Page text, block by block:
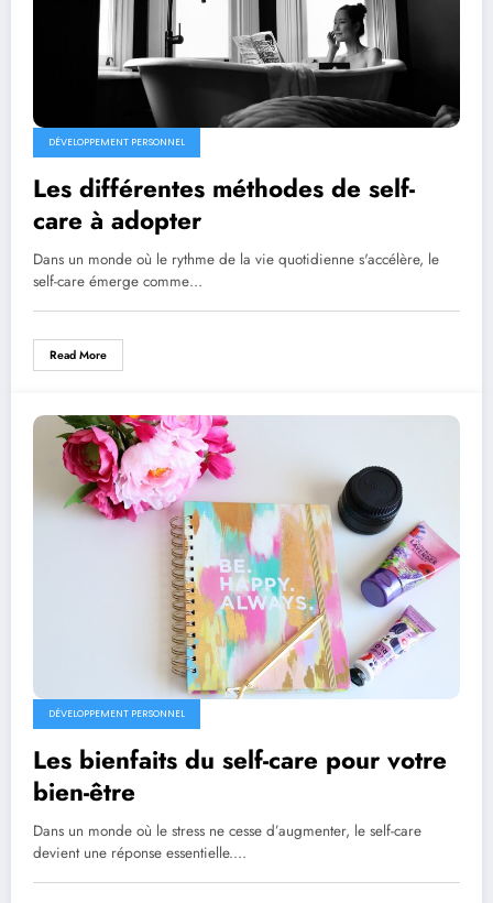
DÉVELOPPEMENT PERSONNEL
Les différentes méthodes de self-
care à adopter
Dans un monde où le rythme de la vie quotidienne s'accélère, le
self-care émerge comme…
Read More
DÉVELOPPEMENT PERSONNEL
Les bienfaits du self-care pour votre
bien-être
Dans un monde où le stress ne cesse d’augmenter, le self-care
devient une réponse essentielle.…